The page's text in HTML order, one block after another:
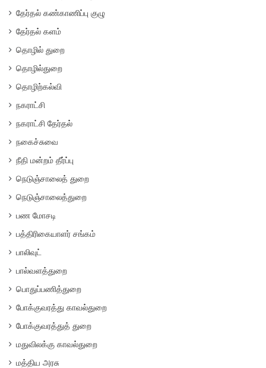
தேர்தல் கண்காணிப்பு குழு
தேர்தல் களம்
தொழில் துறை
தொழில்துறை
தொழிற்கல்வி
நகராட்சி
நகராட்சி தேர்தல்
நகைச்சுவை
நீதி மன்றம் தீர்ப்பு
நெடுஞ்சாலைத் துறை
நெடுஞ்சாலைத்துறை
பண மோசடி
பத்திரிகையாளர் சங்கம்
பாலிவுட்
பால்வளத்துறை
பொதுப்பணித்துறை
போக்குவரத்து காவல்துறை
போக்குவரத்துத் துறை
மதுவிலக்கு காவல்துறை
மத்திய அரசு